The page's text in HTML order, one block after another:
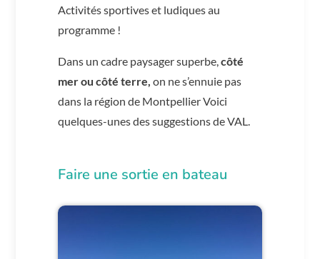
Activités sportives et ludiques au
programme !
Dans un cadre paysager superbe,côté
mer ou côté terre, on ne s’ennuie pas
dans la région de Montpellier Voici
quelques-unes des suggestions de VAL.
Faire une sortie en bateau